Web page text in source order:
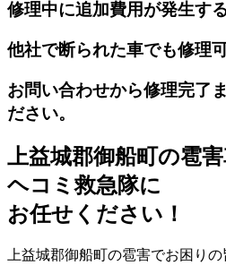
修理中に追加費用が発生す
他社で断られた車でも修理
お問い合わせから修理完了
ださい。
上益城郡御船町の雹
ヘコミ救急隊に
お任せください！
上益城郡御船町の雹害でお困りの